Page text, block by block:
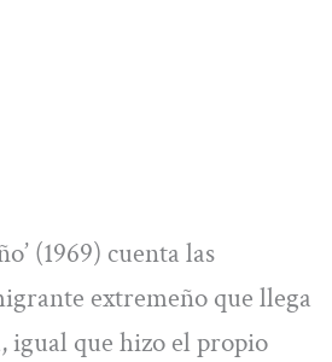
(1969) cuenta las
extremeño que llega
igual que hizo el propio